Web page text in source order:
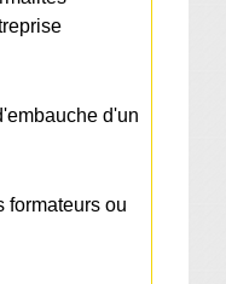
d'un
formateurs ou